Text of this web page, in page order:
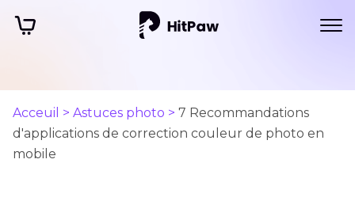
Acceuil > Astuces photo > 7 Recommandations
d'applications de correction couleur de photo en
mobile